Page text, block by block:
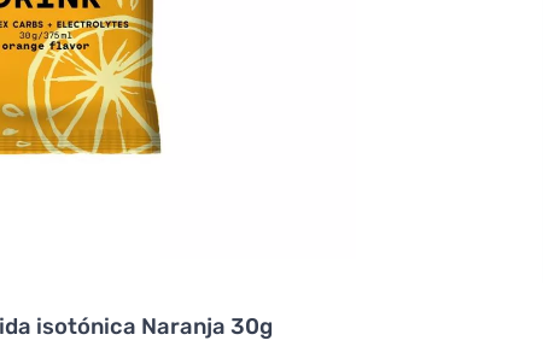
isotónica Naranja 30g